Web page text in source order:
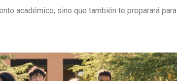
académico, sino que también te preparará para